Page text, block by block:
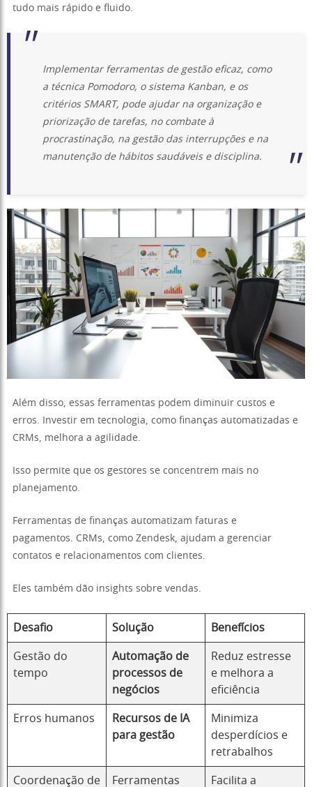
tudo mais rápido e fluido.
Implementar ferramentas de gestão eficaz, como
a técnica Pomodoro, o sistema Kanban, e os
critérios SMART, pode ajudar na organização e
priorização de tarefas, no combate à
procrastinação, na gestão das interrupções e na
manutenção de hábitos saudáveis e disciplina.
Além disso, essas ferramentas podem diminuir custos e
erros. Investir em tecnologia, como finanças automatizadas e
CRMs, melhora a agilidade.
Isso permite que os gestores se concentrem mais no
planejamento.
Ferramentas de finanças automatizam faturas e
pagamentos. CRMs, como Zendesk, ajudam a gerenciar
contatos e relacionamentos com clientes.
Eles também dão insights sobre vendas.
Desafio Solução Benefícios
Gestão do
tempo
Automação de
processos de
negócios
Reduz estresse
e melhora a
eficiência
Erros humanos
Recursos de IA
para gestão
Minimiza
desperdícios e
retrabalhos
Coordenação de
Ferramentas
Facilita a